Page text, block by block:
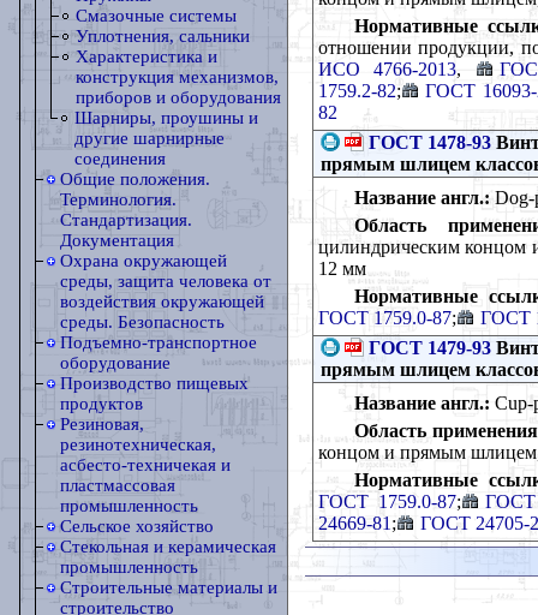
Смазочные системы
Уплотнения, сальники
Характеристика и
конструкция механизмов,
приборов и оборудования
Шарниры, проушины и
другие шарнирные
соединения
Общие положения.
Терминология.
Стандартизация.
Документация
Охрана окружающей
среды, защита человека от
воздействия окружающей
среды. Безопасность
Подъемно-транспортное
оборудование
Производство пищевых
продуктов
Резиновая,
резинотехническая,
асбесто-техничекая и
пластмассовая
промышленность
Сельское хозяйство
Стекольная и керамическая
промышленность
Строительные материалы и
строительство
Нормативные
отношении продукции,
ИСО 4766-2013,
1759.2-82;
ГОСТ 16093-
82
ГОСТ 1478-93
прямым шлицем
Название англ.:Dog-
Область
цилиндрическим концом
12 мм
Нормативные
ГОСТ 1759.0-87;
ГОСТ
ГОСТ 1479-93
прямым шлицем
Название англ.: Cup-
Область
концом и прямым
Нормативные
ГОСТ 1759.0-87;
ГОСТ
24669-81 ; ГОСТ 24705-